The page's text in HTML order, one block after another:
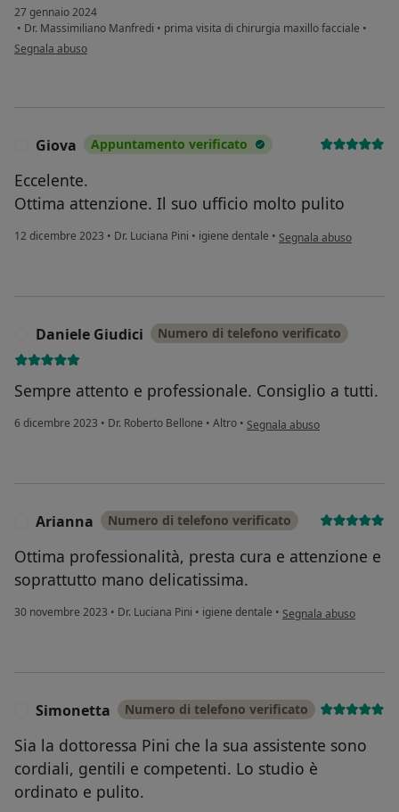
27 gennaio 2024
• Dr. Massimiliano Manfredi • prima visita di chirurgia maxillo facciale •
secondo l'opinione dell'utente C.A.
Segnala abuso
Giova Appuntamento verificato
Eccelente.
Ottima attenzione. Il suo ufficio molto pulito
12 dicembre 2023 • Dr. Luciana Pini • igiene dentale • secondo l'opinione
Segnala abuso
Daniele Giudici Numero di telefono verificato
Sempre attento e professionale. Consiglio a tutti.
6 dicembre 2023 • Dr. Roberto Bellone • Altro • secondo l'opinione dell'utente
Segnala abuso
Arianna Numero di telefono verificato
Ottima professionalità, presta cura e attenzione e
soprattutto mano delicatissima.
30 novembre 2023 • Dr. Luciana Pini • igiene dentale • secondo l'opinione
Segnala abuso
Simonetta Numero di telefono verificato
Sia la dottoressa Pini che la sua assistente sono
cordiali, gentili e competenti. Lo studio è
ordinato e pulito.